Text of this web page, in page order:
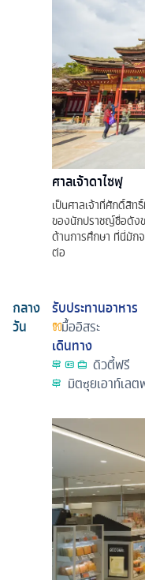
ศาลเจ้าดาไซฟุ
เป็นศาลเจ้าที่ศักดิ์สิท
ของนักปราชญ์ชื่อดัง
ด้านการศึกษา ที่นี่มัก
ต่อ
กลาง
วัน
รับประทานอาหาร
มื้ออิสระ
เดินทาง
ดิวตี้ฟรี
มิตซุยเอาท์เล